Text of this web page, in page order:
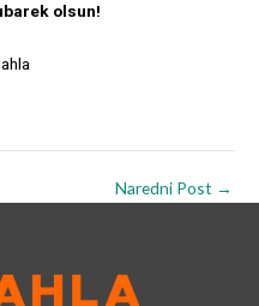
olsun!
Naredni Post →